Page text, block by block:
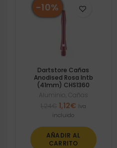
-10%
Dartstore Cañas
Anodised Rosa Intb
(41mm) CHS1360
Aluminio Cañas
El
precio
era:
1,24€.
1,12€ El
es:
1,12€.
Iva
incluido
AÑADIR AL
CARRITO